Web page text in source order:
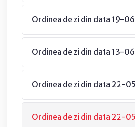
Ordinea de zi din data 19-
Ordinea de zi din data 13-
Ordinea de zi din data 22-
Ordinea de zi din data 22-